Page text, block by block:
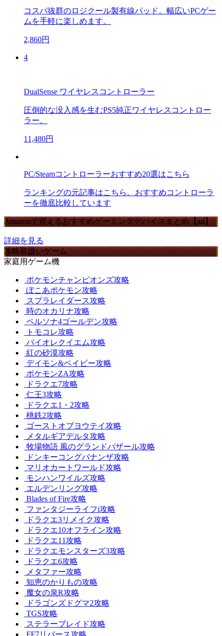
コスパ抜群のロジクール製有線パッド。幅広いPCゲー
ムを手軽に楽しめます。
2,860円
4
DualSense ワイヤレスコントローラー
圧倒的な没入感を生むPS5純正ワイヤレスコントロー
ラー。
11,480円
PC/Steamコントローラーおすすめ20選はこちら
ランキングの元記事はこちら。おすすめコントローラ
ーを徹底比較しています
Amazonで買えるおすすめゲーミングデバイスまとめ【ad】
詳細を見る
攻略取扱いゲーム
家庭用ゲーム機
ポケモンチャンピオンズ攻略
ぽこあポケモン攻略
スプラレイダース攻略
時のオカリナ攻略
ペルソナ4ゴールデン攻略
トモコレ攻略
バイオレクイエム攻略
紅の砂漠攻略
デイモン&ベイビー攻略
ポケモンZA攻略
ドラクエ7攻略
仁王3攻略
ドラクエ1・2攻略
桃鉄2攻略
ゴーストオブヨウテイ攻略
メタルギアデルタ攻略
牧場物語 風のグランドバザール攻略
ドンキーコングバナンザ攻略
マリオカートワールド攻略
モンハンワイルズ攻略
エルデンリング攻略
Blades of Fire攻略
ファンタジーライフi攻略
ドラクエ3リメイク攻略
ドラクエ10オフライン攻略
ドラクエ11攻略
ドラクエモンスターズ3攻略
ドラクエ6攻略
メタファー攻略
知恵のかりもの攻略
魔女の泉R攻略
ドラゴンズドグマ2攻略
TGS攻略
ステラーブレイド攻略
FF7リバース攻略